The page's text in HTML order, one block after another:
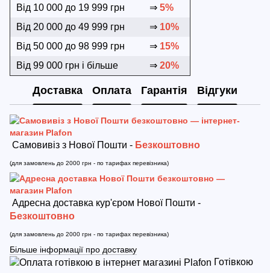
Від 10 000 до 19 999 грн
⇒ 5%
Від 20 000 до 49 999 грн
⇒ 10%
Від 50 000 до 98 999 грн
⇒ 15%
Від 99 000 грн і більше
⇒ 20%
Доставка Оплата Гарантія Відгуки
Самовивіз з Нової Пошти - Безкоштовно
(для замовлень до 2000 грн - по тарифах перевізника)
Адресна доставка кур'єром Нової Пошти -
Безкоштовно
(для замовлень до 2000 грн - по тарифах перевізника)
Більше інформації про доставку
Готівкою